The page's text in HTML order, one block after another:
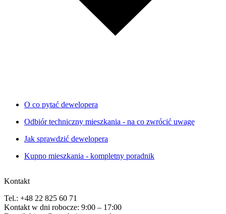
O co pytać dewelopera
Odbiór techniczny mieszkania - na co zwrócić uwagę
Jak sprawdzić dewelopera
Kupno mieszkania - kompletny poradnik
Kontakt
Tel.: +48 22 825 60 71
Kontakt w dni robocze: 9:00 – 17:00